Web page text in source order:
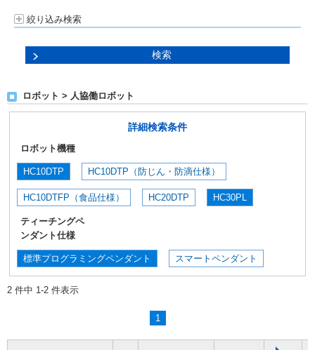
絞り込み検索
ロボット > 人協働ロボット
詳細検索条件
ロボット機種
HC10DTP HC10DTP（防じん・防滴仕様）
HC10DTFP（食品仕様） HC20DTP HC30PL
ティーチングペ
ンダント仕様
標準プログラミングペンダント スマートペンダント
2 件中 1-2 件表示
1